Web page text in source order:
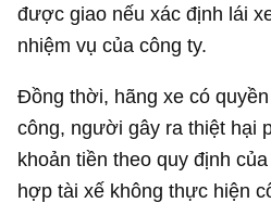
được giao nếu xác định lái
nhiệm vụ của công ty.
Đồng thời, hãng xe có
công, người gây ra thiệt hại
khoản tiền theo quy định
hợp tài xế không thực hiện